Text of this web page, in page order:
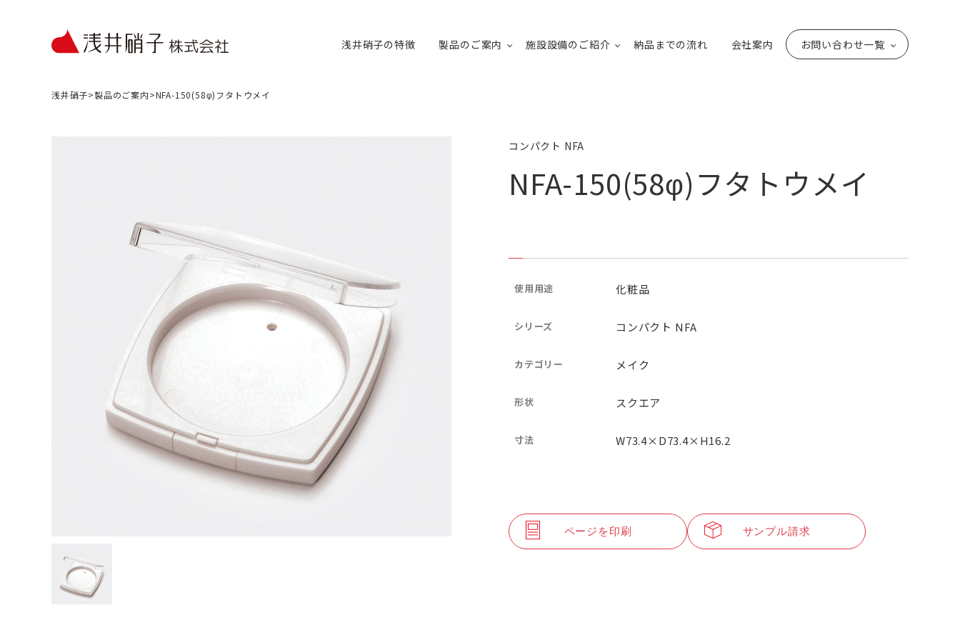
浅井硝子の特徴 製品のご案内 施設設備のご紹介 納品までの流れ 会社案内 お問い合わせ一覧
浅井硝子>製品のご案内>NFA-150(58φ)フタトウメイ
コンパクト NFA
NFA-150(58φ)フタトウメイ
使用用途 化粧品
シリーズ コンパクト NFA
カテゴリー メイク
形状 スクエア
寸法 W73.4×D73.4×H16.2
ページを印刷 サンプル請求